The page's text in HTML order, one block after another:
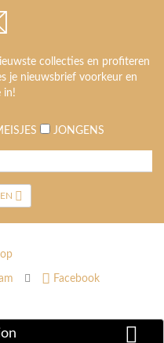
collecties en profiteren
je nieuwsbrief voorkeur en
in!
JONGENS
Facebook